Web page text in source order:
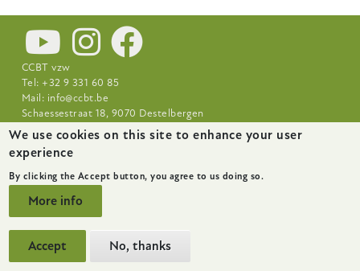
website by
CCBT vzw
Tel: +32 9 331 60 85
Mail: info@ccbt.be
Schaessestraat 18, 9070 Destelbergen
Footer-
menu
News About Research Centres
We use cookies on this site to enhance your user
experience
By clicking the Accept button, you agree to us doing so.
More info
Accept No, thanks